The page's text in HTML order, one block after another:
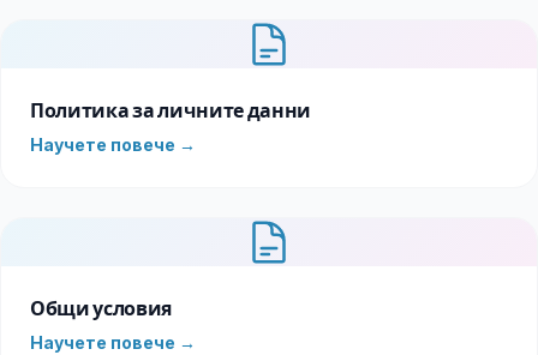
Политика за личните данни
Научете повече →
Общи условия
Научете повече →